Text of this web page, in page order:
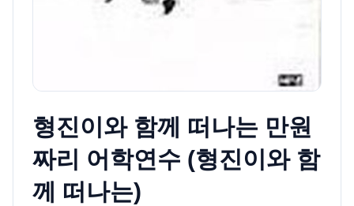
형진이와 함께 떠나는 만원
짜리 어학연수 (형진이와 함
께 떠나는)